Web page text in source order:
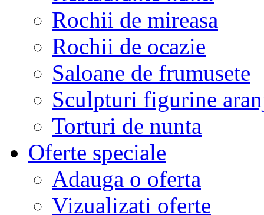
Rochii de mireasa
Rochii de ocazie
Saloane de frumusete
Sculpturi figurine
Torturi de nunta
Oferte speciale
Adauga o oferta
Vizualizati oferte